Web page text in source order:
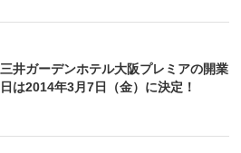
三井ガーデンホテル大阪プレミアの開業
日は2014年3月7日（金）に決定！